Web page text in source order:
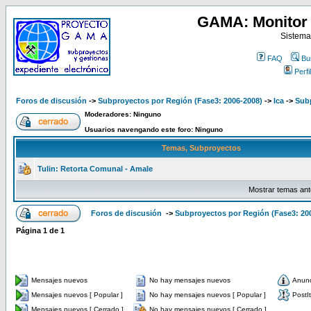
GAMA:
FAQ
Perfil
Foros de discusión -> Subproyectos por Región (Fase3: 2006-2008) -> Ica ->
Moderadores: Ninguno
Usuarios navengando este foro: Ninguno
Temas, Subproyectos
Tulin: Retorta Comunal - Amale
Mostrar temas
Foros de discusión -> Subproyectos por Región (Fase3:
Página 1 de 1
Mensajes nuevos No hay mensajes nuevos
Mensajes nuevos [ Popular ]
No hay mensajes nuevos [ Popular ]
PostIt
Mensajes nuevos [ Cerrado ]
No hay mensajes nuevos [ Cerrado ]